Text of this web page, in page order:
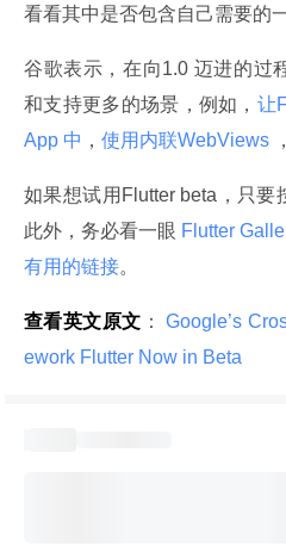
看看其中是否包含自己需要的一
谷歌表示，在向1.0 迈进的过
和支持更多的场景，例如， 让
App 中 ， 使用内联WebViews
如果想试用Flutter beta，只要
此外，务必看一眼 Flutter
有用的链接。
查看英文原文 ：
Google’s
ework Flutter Now in Beta